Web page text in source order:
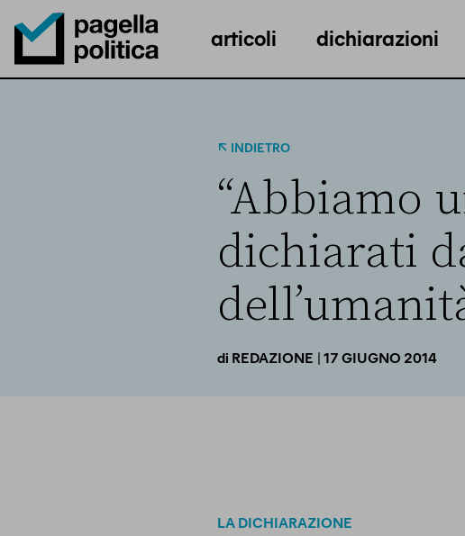
Pagella Politica Logo
articoli dichiarazioni
INDIETRO
“Abbiamo
dichiarati
di REDAZIONE | 17 GIUGNO 2014
LA DICHIARAZIONE